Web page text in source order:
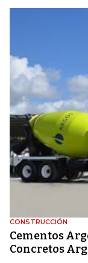
CONSTRUCCIÓN
Cementos
Concretos